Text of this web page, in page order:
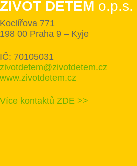
ŽIVOT DĚTEM o.p.s.
Koclířova 771
198 00 Praha 9 – Kyje
IČ: 70105031
zivotdetem@zivotdetem.cz
www.zivotdetem.cz
Více kontaktů ZDE >>